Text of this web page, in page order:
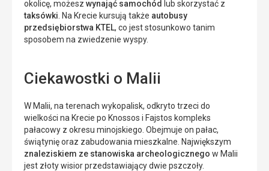
okolicę, możesz wynająć samochód lub skorzystać z
taksówki . Na Krecie kursują także autobusy
przedsiębiorstwa KTEL, co jest stosunkowo tanim
sposobem na zwiedzenie wyspy.
Ciekawostki o Malii
W Malii, na terenach wykopalisk, odkryto trzeci do
wielkości na Krecie po Knossos i Fajstos kompleks
pałacowy z okresu minojskiego. Obejmuje on pałac,
świątynię oraz zabudowania mieszkalne. Największym
znaleziskiem ze stanowiska archeologicznego w Malii
jest złoty wisior przedstawiający dwie pszczoły.